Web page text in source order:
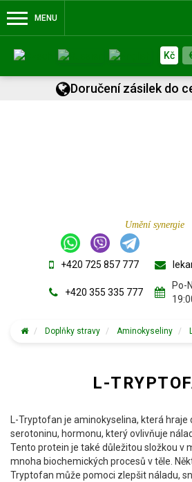
MENU
Kč
Doručení zásilek do
Umění synergie
+420 725 857 777
+420 355 335 777
Po-
Doplňky stravy Aminokyseliny
L-
L-Tryptofan je aminokyselina, která
serotoninu, hormonu, který ovlivňuje
Tento protein je také důležitou složkou v
mnoha biochemických procesů v těle.
Tryptofan může pomoci zlepšit náladu,